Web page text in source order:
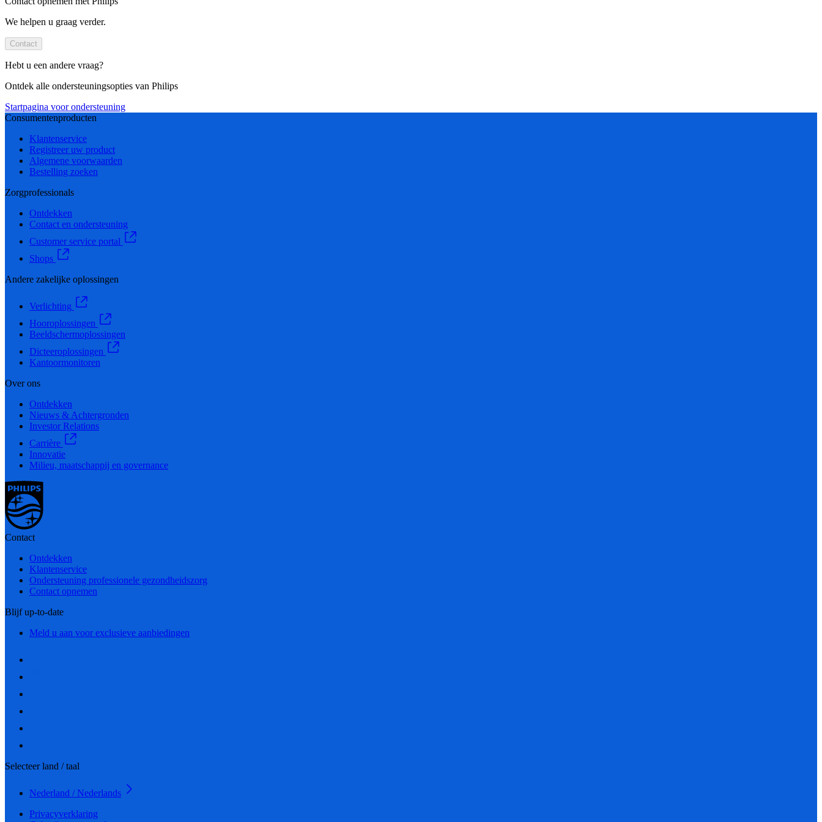
We helpen u graag verder.
Contact
Hebt u een andere vraag?
Ontdek alle ondersteuningsopties van Philips
Startpagina voor ondersteuning
Consumentenproducten
Klantenservice
Registreer uw product
Algemene voorwaarden
Bestelling zoeken
Zorgprofessionals
Ontdekken
Contact en ondersteuning
Customer service portal
Shops
Andere zakelijke oplossingen
Verlichting
Hooroplossingen
Beeldschermoplossingen
Dicteeroplossingen
Kantoormonitoren
Over ons
Ontdekken
Nieuws & Achtergronden
Investor Relations
Carrière
Innovatie
Milieu, maatschappij en governance
Contact
Ontdekken
Klantenservice
Ondersteuning professionele gezondheidszorg
Contact opnemen
Blijf up-to-date
Meld u aan voor exclusieve aanbiedingen
Selecteer land / taal
Nederland / Nederlands
Privacyverklaring